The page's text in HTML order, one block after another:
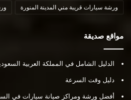
ورشة سيارات قريبة مني المدينة المنورة
مواقع صديقة
الدليل الشامل في المملكة العربية
دليل وقت السرعة
أفضل ورشة ومراكز صيانة سيارات في